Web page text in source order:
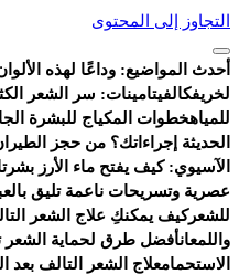
التجاوز إلى المحتوى
أحدث المواضيع: وداعًا لهذه
لخريفكالفيتامينات: سر الشعر
للمياهخطوات المكياج للبشرة
الحديثة إجراءاتك؟ من حجز
الآسيوي: كيف يفتح ماء الأرز
عصرية وتسريحات ناعمة تليق
للشعركيف يمكنكِ علاج الشعر
واللمعانأفضل طرق لحماية الشعر
الاستحمامعلاج الشعر التالف بعد